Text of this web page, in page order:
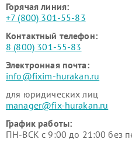
Горячая линия:
+7 (800) 301-55-83
Контактный телефон:
8 (800) 301-55-83
Электронная почта:
info@fixim-hurakan.ru
для юридических лиц
manager@fix-hurakan.ru
График работы:
ПН-ВСК с 9:00 до 21:00 без